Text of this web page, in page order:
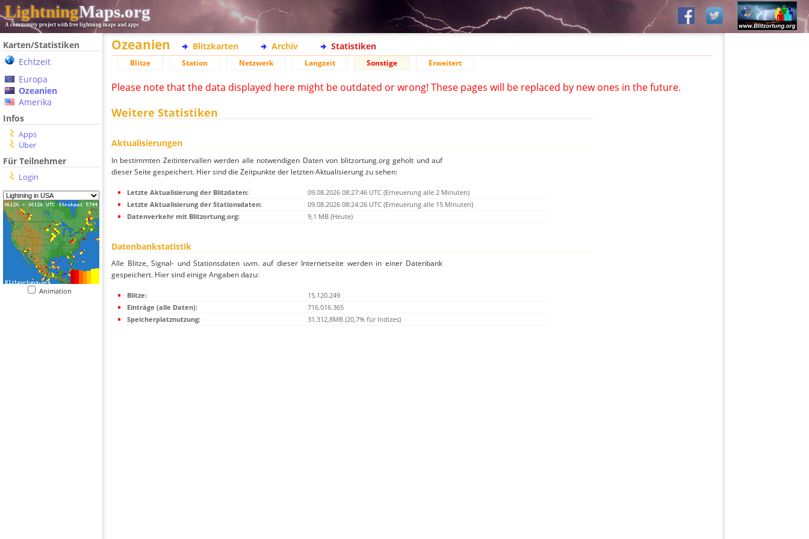
LightningMaps.org
A community project with free lightning maps and apps
Karten/Statistiken
Echtzeit
Europa
Ozeanien
Amerika
Infos
Apps
Über
Für Teilnehmer
Login
Animation
Ozeanien Blitzkarten Archiv Statistiken
Blitze Station Netzwerk Langzeit Sonstige Erweitert
Please note that the data displayed here might be outdated or wrong! These pages will be replaced by new ones in the future.
Weitere Statistiken
Aktualisierungen
In bestimmten Zeitintervallen werden alle notwendigen Daten von blitzortung.org geholt und auf
dieser Seite gespeichert. Hier sind die Zeitpunkte der letzten Aktualisierung zu sehen:
Letzte Aktualisierung der Blitzdaten:
09.08.2026 08:27:46 UTC (Erneuerung alle 2 Minuten)
Letzte Aktualisierung der Stationsdaten:
09.08.2026 08:24:26 UTC (Erneuerung alle 15 Minuten)
Datenverkehr mit Blitzortung.org:
9,1 MB (Heute)
Datenbankstatistik
Alle Blitze, Signal- und Stationsdaten uvm. auf dieser Internetseite werden in einer Datenbank
gespeichert. Hier sind einige Angaben dazu:
Blitze:
15.120.249
Einträge (alle Daten):
716.016.365
Speicherplatznutzung:
31.312,8MB (20,7% für Indizes)